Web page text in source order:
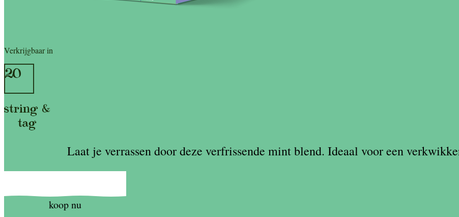
Verkrijgbaar in
20
string &
tag
Laat je verrassen door deze verfrissende mint blend. Ideaal voor een
koop nu